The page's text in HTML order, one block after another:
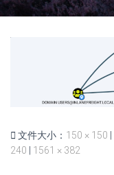
文件大小： 150 × 150
240
1561 × 382